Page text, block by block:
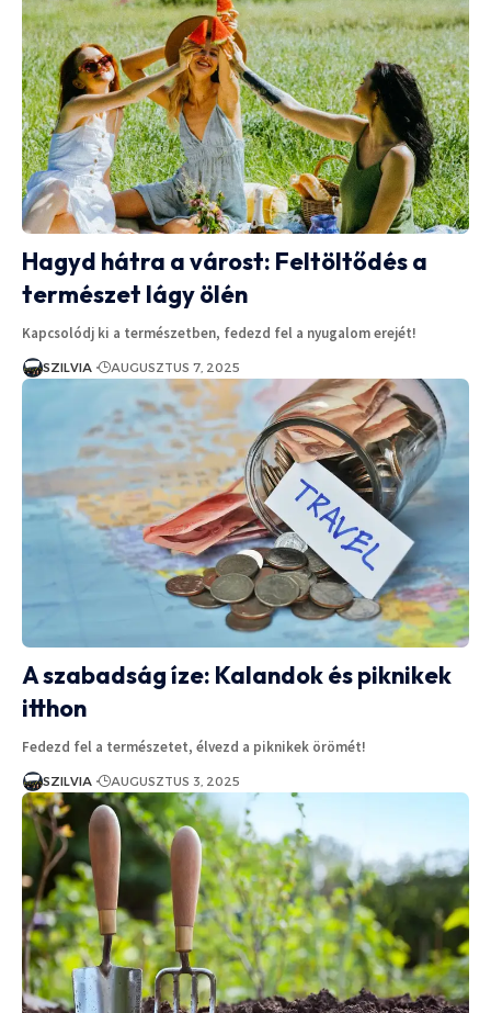
Hagyd hátra a várost: Feltöltődés a
természet lágy ölén
Kapcsolódj ki a természetben, fedezd fel a nyugalom erejét!
SZILVIA AUGUSZTUS 7, 2025
A szabadság íze: Kalandok és piknikek
itthon
Fedezd fel a természetet, élvezd a piknikek örömét!
SZILVIA AUGUSZTUS 3, 2025